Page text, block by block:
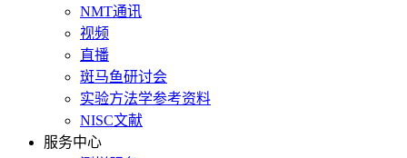
NMT通讯
视频
直播
斑马鱼研讨会
实验方法学参考资料
NISC文献
服务中心